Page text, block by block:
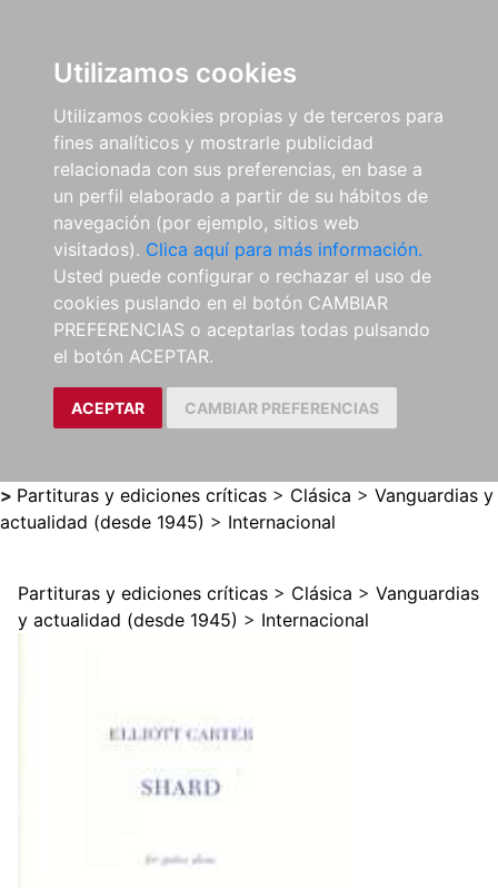
Utilizamos cookies
Utilizamos cookies propias y de terceros para
fines analíticos y mostrarle publicidad
relacionada con sus preferencias, en base a
un perfil elaborado a partir de su hábitos de
navegación (por ejemplo, sitios web
visitados). Clica aquí para más información.
Usted puede configurar o rechazar el uso de
cookies puslando en el botón CAMBIAR
PREFERENCIAS o aceptarlas todas pulsando
el botón ACEPTAR.
ACEPTAR CAMBIAR PREFERENCIAS
> Partituras y ediciones críticas > Clásica > Vanguardias y
actualidad (desde 1945) > Internacional
Partituras y ediciones críticas > Clásica > Vanguardias
y actualidad (desde 1945) > Internacional